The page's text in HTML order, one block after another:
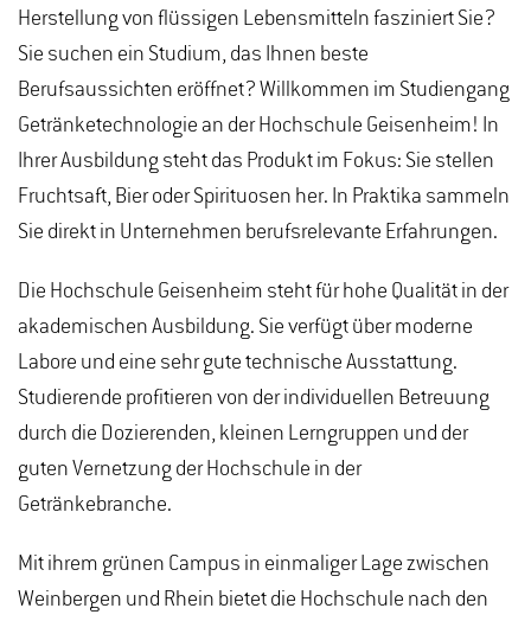
Herstellung von flüssigen Lebensmitteln fasziniert Sie?
Sie suchen ein Studium, das Ihnen beste
Berufsaussichten eröffnet? Willkommen im Studiengang
Getränketechnologie an der Hochschule Geisenheim! In
Ihrer Ausbildung steht das Produkt im Fokus: Sie stellen
Fruchtsaft, Bier oder Spirituosen her. In Praktika sammeln
Sie direkt in Unternehmen berufsrelevante Erfahrungen.
Die Hochschule Geisenheim steht für hohe Qualität in der
akademischen Ausbildung. Sie verfügt über moderne
Labore und eine sehr gute technische Ausstattung.
Studierende profitieren von der individuellen Betreuung
durch die Dozierenden, kleinen Lerngruppen und der
guten Vernetzung der Hochschule in der
Getränkebranche.
Mit ihrem grünen Campus in einmaliger Lage zwischen
Weinbergen und Rhein bietet die Hochschule nach den